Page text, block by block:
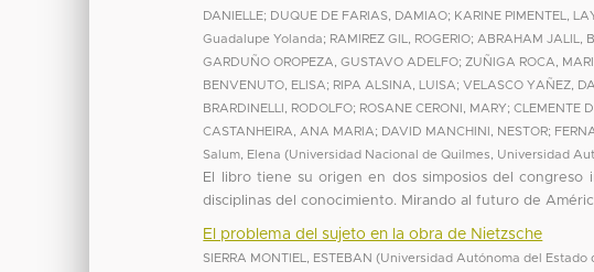
DANIELLE; DUQUE DE FARIAS, DAMIAO; KARINE PIMENTEL,
Guadalupe Yolanda; RAMIREZ GIL, ROGERIO; ABRAHAM JALIL,
GARDUÑO OROPEZA, GUSTAVO ADELFO;ZUÑIGA ROCA,
BENVENUTO, ELISA; RIPA ALSINA, LUISA;VELASCO YAÑEZ,
BRARDINELLI, RODOLFO; ROSANE CERONI, MARY;CLEMENTE
CASTANHEIRA, ANA MARIA; DAVID MANCHINI, NESTOR;
Salum, Elena (Universidad Nacional de Quilmes, Universidad
El libro tiene su origen en dos simposios del congreso
disciplinas del conocimiento. Mirando al futuro de
El problema del sujeto en la obra de Nietzsche
SIERRA MONTIEL, ESTEBAN (Universidad Autónoma del Estado